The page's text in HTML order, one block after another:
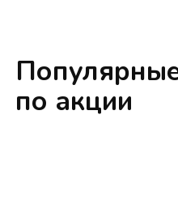
по акции